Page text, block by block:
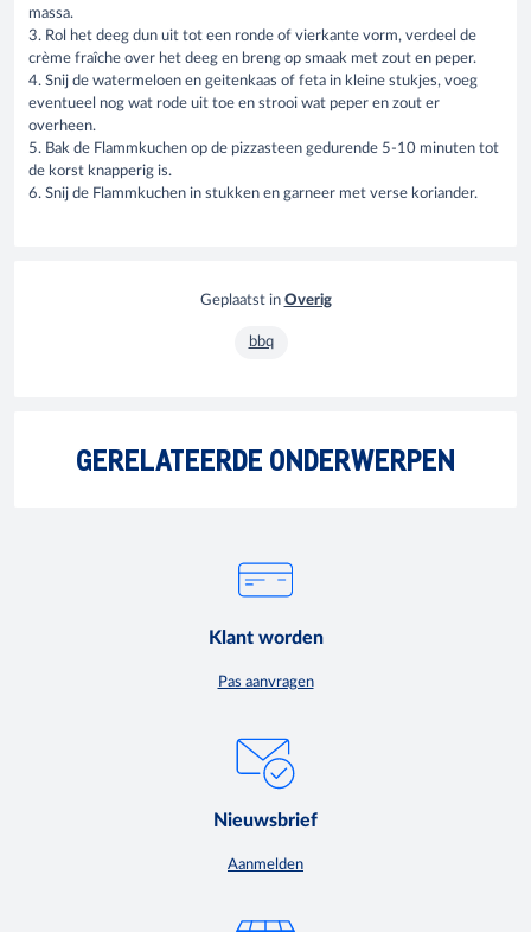
massa.
3. Rol het deeg dun uit tot een ronde of vierkante vorm, verdeel de
crème fraîche over het deeg en breng op smaak met zout en peper.
4. Snij de watermeloen en geitenkaas of feta in kleine stukjes, voeg
eventueel nog wat rode uit toe en strooi wat peper en zout er
overheen.
5. Bak de Flammkuchen op de pizzasteen gedurende 5-10 minuten tot
de korst knapperig is.
6. Snij de Flammkuchen in stukken en garneer met verse koriander.
Geplaatst in Overig
bbq
GERELATEERDE ONDERWERPEN
Klant worden
Pas aanvragen
Nieuwsbrief
Aanmelden